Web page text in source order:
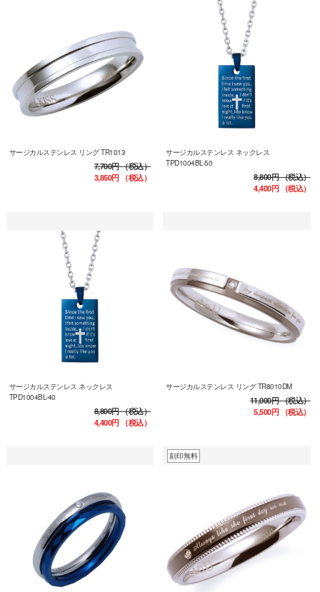
サージカルステンレス リング TR1013
7,700円（税込）
3,850円（税込）
サージカルステンレス ネックレス
TPD1004BL-50
8,800円（税込）
4,400円（税込）
サージカルステンレス ネックレス
TPD1004BL-40
8,800円（税込）
4,400円（税込）
サージカルステンレス リング TR8010DM
11,000円（税込）
5,500円（税込）
刻印無料